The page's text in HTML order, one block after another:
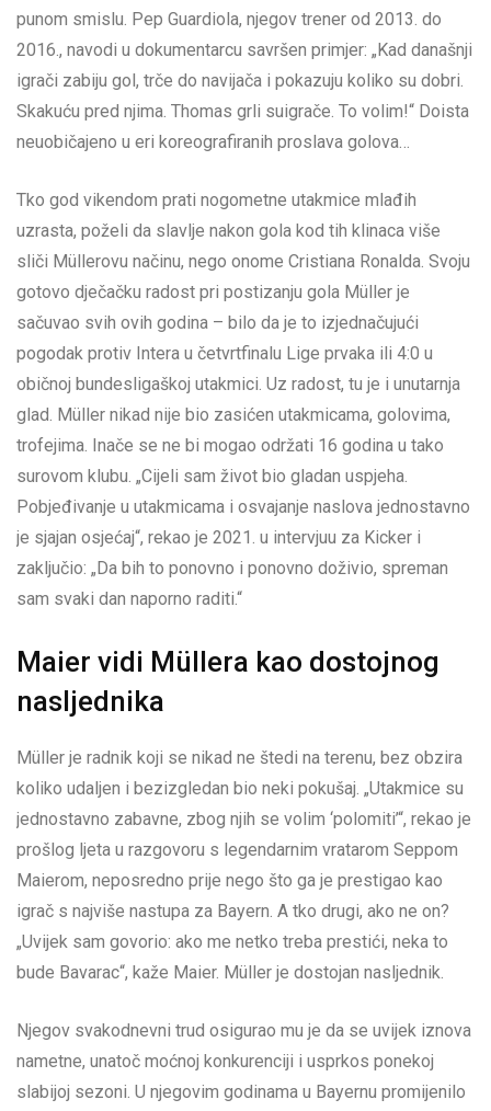
punom smislu. Pep Guardiola, njegov trener od 2013. do
2016., navodi u dokumentarcu savršen primjer: „Kad današnji
igrači zabiju gol, trče do navijača i pokazuju koliko su dobri.
Skakuću pred njima. Thomas grli suigrače. To volim!“ Doista
neuobičajeno u eri koreografiranih proslava golova…
Tko god vikendom prati nogometne utakmice mlađih
uzrasta, poželi da slavlje nakon gola kod tih klinaca više
sliči Müllerovu načinu, nego onome Cristiana Ronalda. Svoju
gotovo dječačku radost pri postizanju gola Müller je
sačuvao svih ovih godina – bilo da je to izjednačujući
pogodak protiv Intera u četvrtfinalu Lige prvaka ili 4:0 u
običnoj bundesligaškoj utakmici. Uz radost, tu je i unutarnja
glad. Müller nikad nije bio zasićen utakmicama, golovima,
trofejima. Inače se ne bi mogao održati 16 godina u tako
surovom klubu. „Cijeli sam život bio gladan uspjeha.
Pobjeđivanje u utakmicama i osvajanje naslova jednostavno
je sjajan osjećaj“, rekao je 2021. u intervjuu za Kicker i
zaključio: „Da bih to ponovno i ponovno doživio, spreman
sam svaki dan naporno raditi.“
Maier vidi Müllera kao dostojnog
nasljednika
Müller je radnik koji se nikad ne štedi na terenu, bez obzira
koliko udaljen i bezizgledan bio neki pokušaj. „Utakmice su
jednostavno zabavne, zbog njih se volim ‘polomiti’“, rekao je
prošlog ljeta u razgovoru s legendarnim vratarom Seppom
Maierom, neposredno prije nego što ga je prestigao kao
igrač s najviše nastupa za Bayern. A tko drugi, ako ne on?
„Uvijek sam govorio: ako me netko treba prestići, neka to
bude Bavarac“, kaže Maier. Müller je dostojan nasljednik.
Njegov svakodnevni trud osigurao mu je da se uvijek iznova
nametne, unatoč moćnoj konkurenciji i usprkos ponekoj
slabijoj sezoni. U njegovim godinama u Bayernu promijenilo